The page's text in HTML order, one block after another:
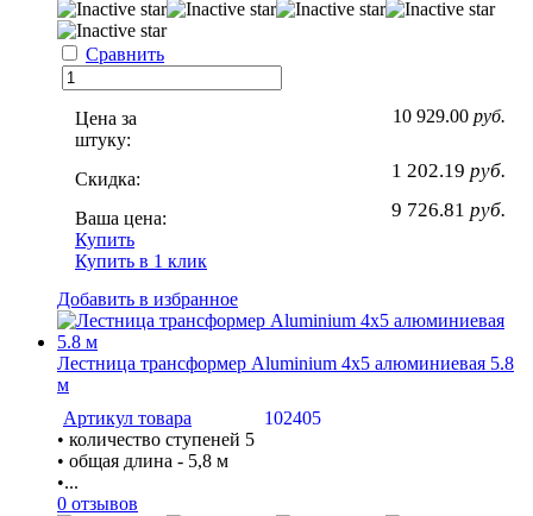
Сравнить
Цена за
штуку:
10 929.00 руб.
Скидка: 1 202.19 руб.
Ваша цена: 9 726.81 руб.
Купить
Купить в 1 клик
Добавить в избранное
Лестница трансформер Aluminium 4х5 алюминиевая 5.8
м
Артикул товара
102405
• количество ступеней 5
• общая длина - 5,8 м
•...
0 отзывов